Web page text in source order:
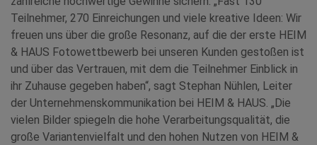
Teilnehmer, 270 Einreichungen und viele kreative Ideen: Wir
freuen uns über die große Resonanz, auf die der erste HEIM
& HAUS Fotowettbewerb bei unseren Kunden gestoßen ist
und über das Vertrauen, mit dem die Teilnehmer Einblick in
ihr Zuhause gegeben haben“, sagt Stephan Nühlen, Leiter
der Unternehmenskommunikation bei HEIM & HAUS. „Die
vielen Bilder spiegeln die hohe Verarbeitungsqualität, die
große Variantenvielfalt und den hohen Nutzen von HEIM &